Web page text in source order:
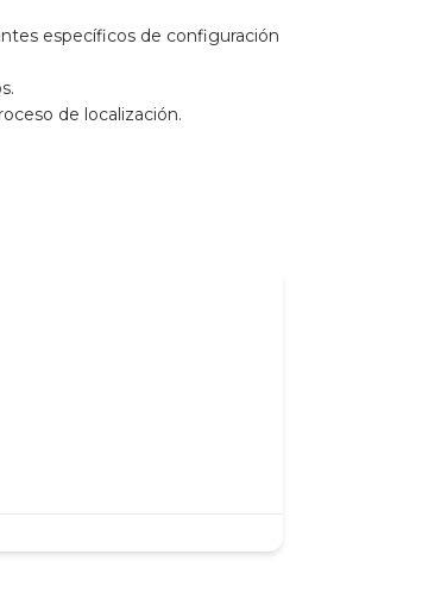
específicos de configuración
de localización.